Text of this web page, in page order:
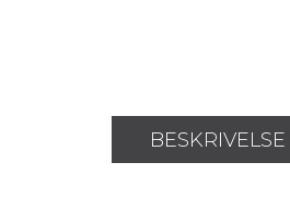
BESKRIVELSE